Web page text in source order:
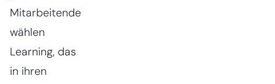
Mitarbeitende
wählen
Learning, das
in ihren